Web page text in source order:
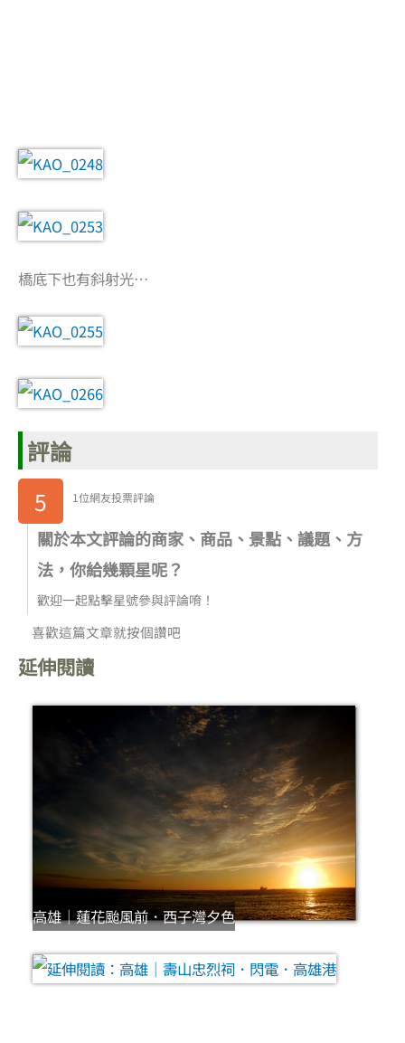
橋底下也有斜射光…
評論
5
1位網友投票評論
關於本文評論的商家、商品、景點、議題、方
法，你給幾顆星呢？
歡迎一起點擊星號參與評論唷！
喜歡這篇文章就按個讚吧
延伸閱讀
高雄｜蓮花颱風前．西子灣夕色